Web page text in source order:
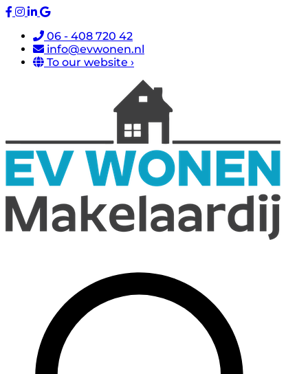
06 - 408 720 42
info@evwonen.nl
To our website ›